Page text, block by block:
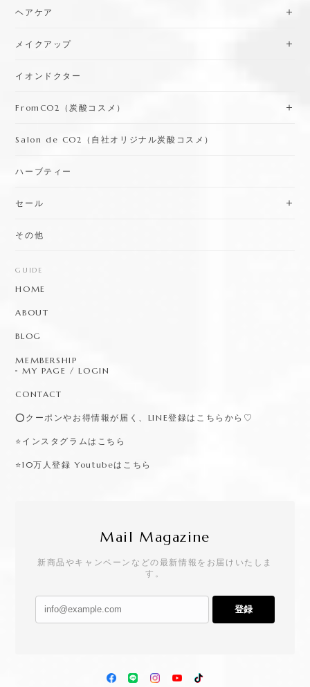
ヘアケア
メイクアップ
イオンドクター
FromCO2（炭酸コスメ）
Salon de CO2（自社オリジナル炭酸コスメ）
ハーブティー
セール
その他
GUIDE
HOME
ABOUT
BLOG
MEMBERSHIP
MY PAGE / LOGIN
CONTACT
⭕️クーポンやお得情報が届く、LINE登録はこちらから♡
⭐️インスタグラムはこちら
⭐️10万人登録 Youtubeはこちら
Mail Magazine
新商品やキャンペーンなどの最新情報をお届けいたしま
す。
登録